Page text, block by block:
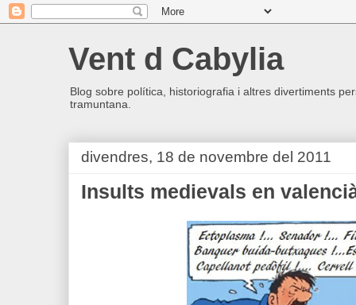
Vent d Cabylia
Blog sobre política, historiografia i altres divertiments
tramuntana.
divendres, 18 de novembre del 2011
Insults medievals en